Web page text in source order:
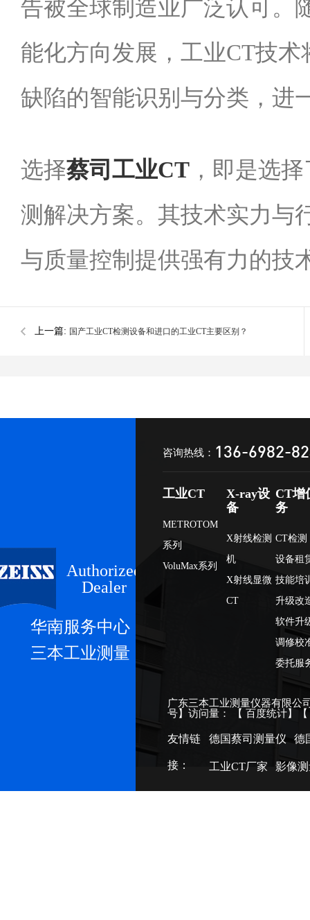
告被全球制造业广泛认可。
能化方向发展，工业CT技
缺陷的智能识别与分类，进
选择蔡司工业CT ，即是选
测解决方案。其技术实力与
与质量控制提供强有力的技
上一篇: 国产工业CT检测设备和进口的工业CT主要区别？
Authorized
Dealer
华南服务中心
三本工业测量
咨询热线： 136-6982-
工业CT
METROTOM
系列
VoluMax系列
X-ray设
备
X射线检测
机
X射线显微
CT
CT增
务
CT检测
设备租
技能培
升级改
软件升
调修校
委托服
广东三本工业测量仪器有限
号】访问量： 【百度统计】
友情链
接：
德国蔡司测量仪 德
工业CT厂家 影像